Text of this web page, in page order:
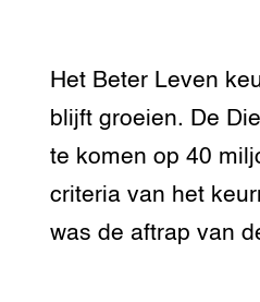
Het Beter Leven
blijft groeien. De
te komen op 40
criteria van het
was de aftrap van